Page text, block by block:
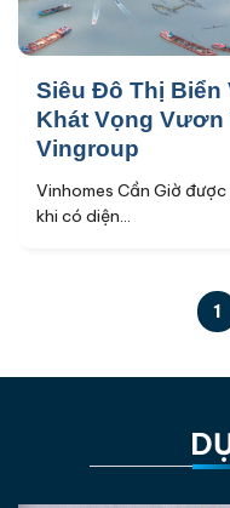
Siêu Đô Thị Biển
Khát Vọng Vươn
Vingroup
Vinhomes Cần Giờ
khi có diện...
1